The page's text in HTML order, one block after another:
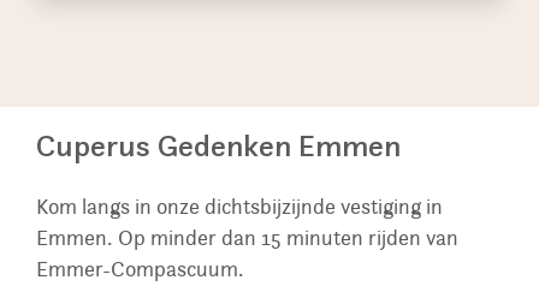
Cuperus Gedenken Emmen
Kom langs in onze dichtsbijzijnde vestiging in
Emmen. Op minder dan 15 minuten rijden van
Emmer-Compascuum.